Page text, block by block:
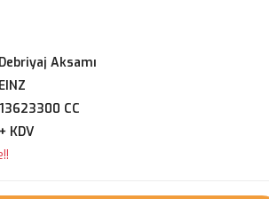
Aksamı
CC
KDV